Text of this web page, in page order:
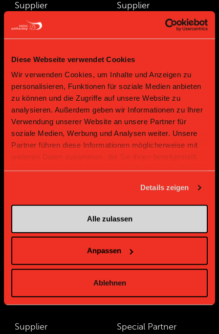
Diese Webseite verwendet Cookies
Wir verwenden Cookies, um Inhalte und Anzeigen zu
personalisieren, Funktionen für soziale Medien anbieten
zu können und die Zugriffe auf unsere Website zu
analysieren. Außerdem geben wir Informationen zu Ihrer
Verwendung unserer Website an unsere Partner für
soziale Medien, Werbung und Analysen weiter. Unsere
Partner führen diese Informationen möglicherweise mit
weiteren Daten zusammen, die Sie ihnen bereitgestellt
Details zeigen
Alle zulassen
Anpassen
Ablehnen
Supplier Supplier
Supplier Supplier
Supplier
Supplier Special Partner